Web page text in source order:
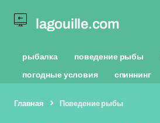
lagouille.com
рыбалка поведение рыбы
погодные условия
спиннинг
Главная Поведение рыбы